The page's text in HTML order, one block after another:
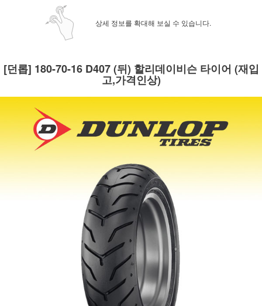
상세 정보를 확대해 보실 수 있습니다.
[던롭] 180-70-16 D407 (뒤) 할리데이비슨 타이어 (재입
고,가격인상)